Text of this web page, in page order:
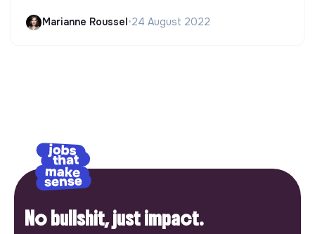
Marianne Roussel •24 August 2022
No bullshit, just impact.